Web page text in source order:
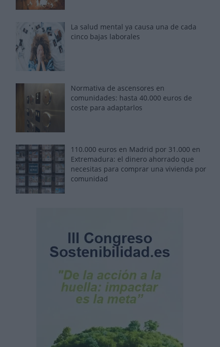
La salud mental ya causa una de cada
cinco bajas laborales
Normativa de ascensores en
comunidades: hasta 40.000 euros de
coste para adaptarlos
110.000 euros en Madrid por 31.000 en
Extremadura: el dinero ahorrado que
necesitas para comprar una vivienda por
comunidad